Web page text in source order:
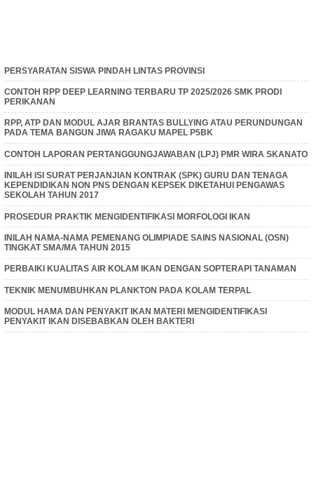
PERSYARATAN SISWA PINDAH LINTAS PROVINSI
CONTOH RPP DEEP LEARNING TERBARU TP 2025/2026 SMK PRODI
PERIKANAN
RPP, ATP DAN MODUL AJAR BRANTAS BULLYING ATAU PERUNDUNGAN
PADA TEMA BANGUN JIWA RAGAKU MAPEL P5BK
CONTOH LAPORAN PERTANGGUNGJAWABAN (LPJ) PMR WIRA SKANATO
INILAH ISI SURAT PERJANJIAN KONTRAK (SPK) GURU DAN TENAGA
KEPENDIDIKAN NON PNS DENGAN KEPSEK DIKETAHUI PENGAWAS
SEKOLAH TAHUN 2017
PROSEDUR PRAKTIK MENGIDENTIFIKASI MORFOLOGI IKAN
INILAH NAMA-NAMA PEMENANG OLIMPIADE SAINS NASIONAL (OSN)
TINGKAT SMA/MA TAHUN 2015
PERBAIKI KUALITAS AIR KOLAM IKAN DENGAN SOPTERAPI TANAMAN
TEKNIK MENUMBUHKAN PLANKTON PADA KOLAM TERPAL
MODUL HAMA DAN PENYAKIT IKAN MATERI MENGIDENTIFIKASI
PENYAKIT IKAN DISEBABKAN OLEH BAKTERI